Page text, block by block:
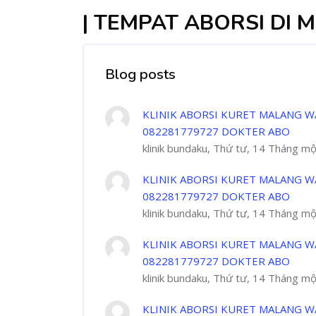
| TEMPAT ABORSI DI
Blog posts
KLINIK ABORSI KURET MALANG
082281779727 DOKTER ABO
klinik bundaku, Thứ tư, 14 Tháng
KLINIK ABORSI KURET MALANG
082281779727 DOKTER ABO
klinik bundaku, Thứ tư, 14 Tháng
KLINIK ABORSI KURET MALANG
082281779727 DOKTER ABO
klinik bundaku, Thứ tư, 14 Tháng
KLINIK ABORSI KURET MALANG